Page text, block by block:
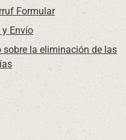
Formular
y Envío
sobre la eliminación de las